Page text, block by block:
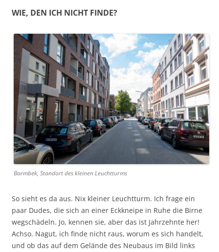
WIE, DEN ICH NICHT FINDE?
Barmbek, Standort des kleinen Leuchtturms
So sieht es da aus. Nix kleiner Leuchtturm. Ich frage ein
paar Dudes, die sich an einer Eckkneipe in Ruhe die Birne
wegschädeln. Jo, kennen sie, aber das ist Jahrzehnte her!
Achso. Nagut, ich finde nicht raus, worum es sich handelt,
und ob das auf dem Gelände des Neubaus im Bild links